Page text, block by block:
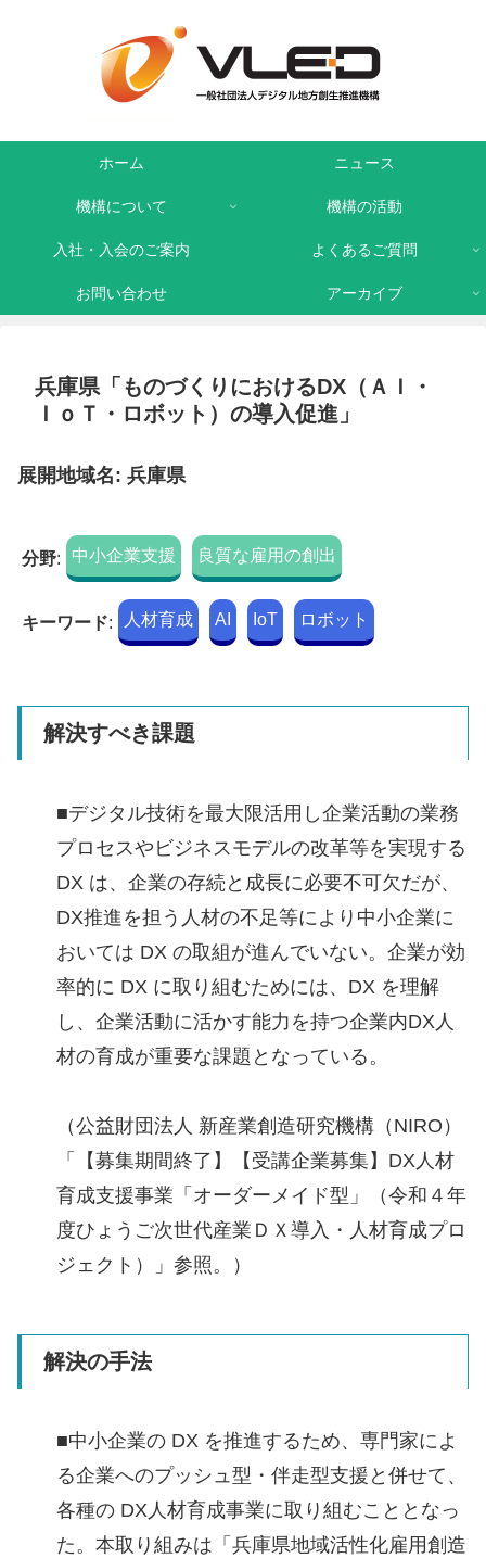
ホーム ニュース
機構について 機構の活動
入社・入会のご案内 よくあるご質問
お問い合わせ アーカイブ
兵庫県「ものづくりにおけるDX（ＡＩ・
ＩｏＴ・ロボット）の導入促進」
展開地域名: 兵庫県
分野: 中小企業支援 良質な雇用の創出
キーワード: 人材育成 AI IoT ロボット
解決すべき課題
■デジタル技術を最大限活用し企業活動の業務
プロセスやビジネスモデルの改革等を実現する
DX は、企業の存続と成長に必要不可欠だが、
DX推進を担う人材の不足等により中小企業に
おいては DX の取組が進んでいない。企業が効
率的に DX に取り組むためには、DX を理解
し、企業活動に活かす能力を持つ企業内DX人
材の育成が重要な課題となっている。
（公益財団法人 新産業創造研究機構（NIRO）
「【募集期間終了】【受講企業募集】DX人材
育成支援事業「オーダーメイド型」（令和４年
度ひょうご次世代産業ＤＸ導入・人材育成プロ
ジェクト）」参照。）
解決の手法
■中小企業の DX を推進するため、専門家によ
る企業へのプッシュ型・伴走型支援と併せて、
各種の DX人材育成事業に取り組むこととなっ
た。本取り組みは「兵庫県地域活性化雇用創造